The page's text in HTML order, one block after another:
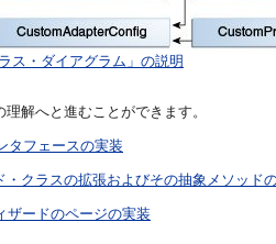
ス・ダイアグラム」の説明
解へと進むことができます。
タフェースの実装
クラスの拡張およびその抽象メソッド
ザードのページの実装